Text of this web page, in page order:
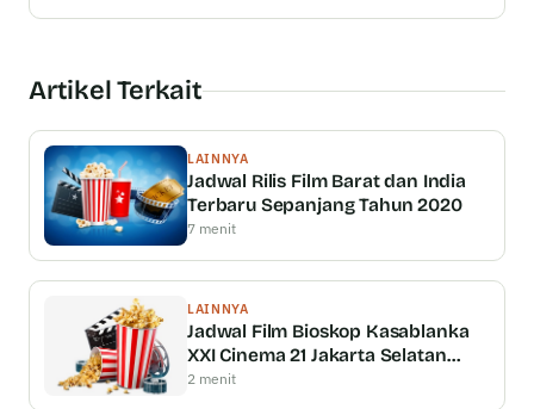
Artikel Terkait
LAINNYA
Jadwal Rilis Film Barat dan India
Terbaru Sepanjang Tahun 2020
7 menit
LAINNYA
Jadwal Film Bioskop Kasablanka
XXI Cinema 21 Jakarta Selatan
Terbaru Tayang Minggu Ini Coming
2 menit